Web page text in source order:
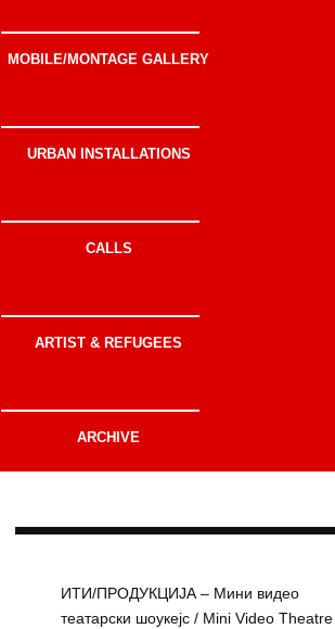
MOBILE/MONTAGE GALLERY
URBAN INSTALLATIONS
CALLS
ARTIST & REFUGEES
ARCHIVE
ИТИ/ПРОДУКЦИЈА – Мини видео
театарски шоукејс / Mini Video Theatre